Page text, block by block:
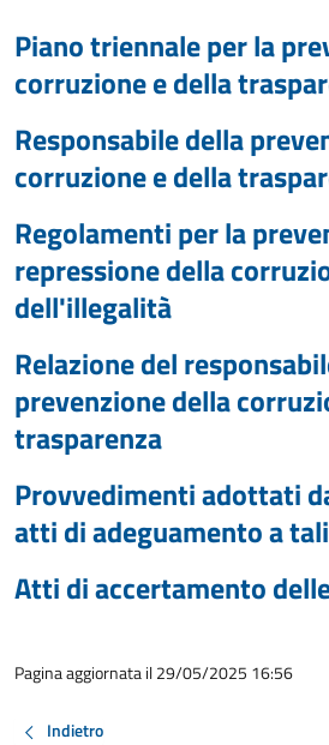
Piano triennale per la
corruzione e della
Responsabile della
corruzione e della
Regolamenti per la
repressione della
dell'illegalità
Relazione del
prevenzione della
trasparenza
Provvedimenti adottati
atti di adeguamento a
Atti di accertamento
Pagina aggiornata il 29/05/2025 16:56
Indietro